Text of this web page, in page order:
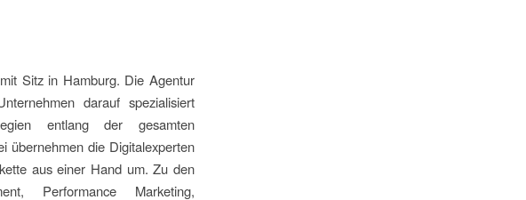
Sitz in Hamburg. Die Agentur
darauf spezialisiert
entlang der gesamten
übernehmen die Digitalexperten
aus einer Hand um. Zu den
Performance Marketing,